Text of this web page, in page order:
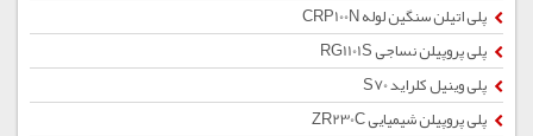
پلی اتیلن سنگین لوله CRP100N
پلی پروپیلن نساجی RG1101S
پلی وینیل کلراید S70
پلی پروپیلن شیمیایی ZR230C